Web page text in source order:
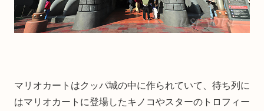
マリオカートはクッパ城の中に作られていて、待ち列に
はマリオカートに登場したキノコやスターのトロフィー